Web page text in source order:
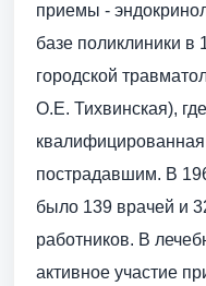
приемы -
базе поликлиники в
городской
О.Е. Тихвинская),
пострадавшим. В
было 139 врачей и
работников. В
активное участие